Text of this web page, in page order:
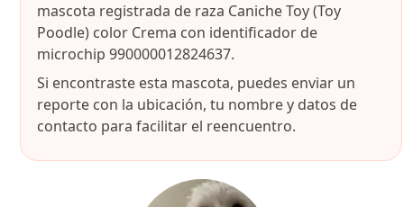
mascota registrada de raza Caniche Toy (Toy
Poodle) color Crema con identificador de
microchip 990000012824637.
Si encontraste esta mascota, puedes enviar un
reporte con la ubicación, tu nombre y datos de
contacto para facilitar el reencuentro.